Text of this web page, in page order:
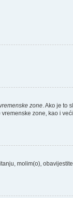
zone. Ako je to
zone, kao i
molim(o), obavijestite